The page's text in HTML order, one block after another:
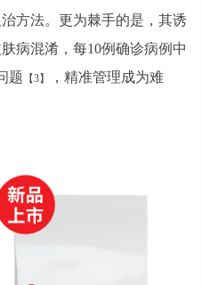
方法。更为棘手的是，其诱
病混淆，每10例确诊病例中
题 【3】
，精准管理成为难